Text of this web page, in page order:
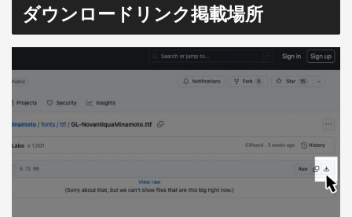
ダウンロードリンク掲載場所